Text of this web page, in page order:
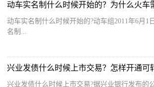
动车实名制什么时候开始的？为什么火车
动车实名制什么时候开始的?动车组2011年6月1
名制...
兴业发债什么时候上市交易？怎样开通可
兴业发债什么时候上市交易?据兴业银行发布的